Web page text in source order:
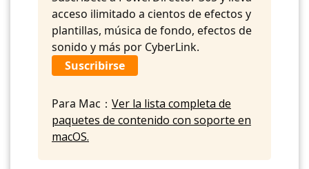
acceso ilimitado a cientos de efectos y
plantillas, música de fondo, efectos de
sonido y más por CyberLink.
Suscribirse
Para Mac： Ver la lista completa de
paquetes de contenido con soporte en
macOS.